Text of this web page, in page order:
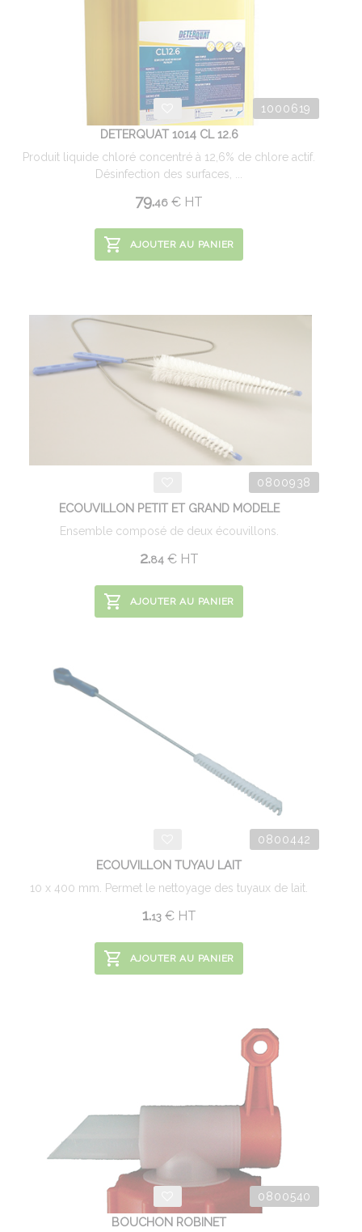
1000619
DETERQUAT 1014 CL 12.6
Produit liquide chloré concentré à 12,6% de chlore actif.
Désinfection des surfaces, ...
79.46 € HT
AJOUTER AU PANIER
0800938
ECOUVILLON PETIT ET GRAND MODELE
Ensemble composé de deux écouvillons.
2.84 €HT
AJOUTER AU PANIER
0800442
ECOUVILLON TUYAU LAIT
10 x 400 mm. Permet le nettoyage des tuyaux de lait.
1.13 €HT
AJOUTER AU PANIER
0800540
BOUCHON ROBINET